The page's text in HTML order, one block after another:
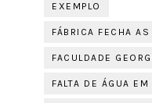
EXEMPLO
FÁBRICA FECHA
FACULDADE
FALTA DE ÁGUA